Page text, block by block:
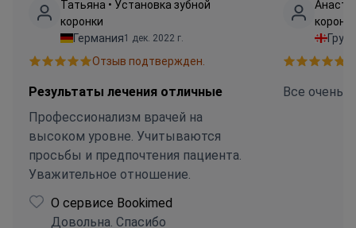
Татьяна • Установка зубной
коронки
Германия1 дек. 2022 г.
Отзыв подтвержден.
Результаты лечения отличные
Профессионализм врачей на
высоком уровне. Учитываются
просьбы и предпочтения пациента.
Уважительное отношение.
О сервисе Bookimed
Довольна. Спасибо
Все очень